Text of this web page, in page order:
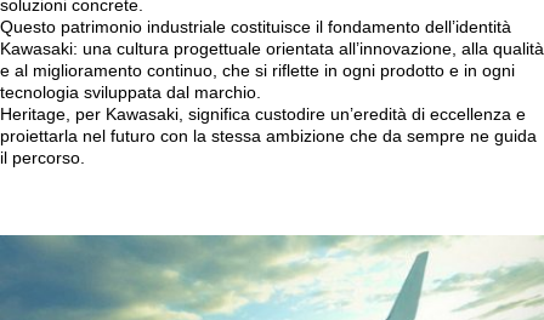
soluzioni concrete.
Questo patrimonio industriale costituisce il fondamento dell’identità
Kawasaki: una cultura progettuale orientata all’innovazione, alla qualità
e al miglioramento continuo, che si riflette in ogni prodotto e in ogni
tecnologia sviluppata dal marchio.
Heritage, per Kawasaki, significa custodire un’eredità di eccellenza e
proiettarla nel futuro con la stessa ambizione che da sempre ne guida
il percorso.